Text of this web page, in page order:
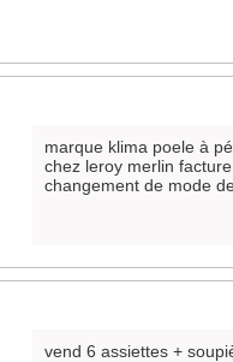
marque klima poele à
chez leroy merlin
changement de mode
vend 6 assiettes +